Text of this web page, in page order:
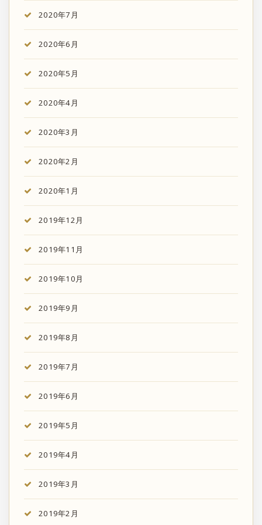
2020年7月
2020年6月
2020年5月
2020年4月
2020年3月
2020年2月
2020年1月
2019年12月
2019年11月
2019年10月
2019年9月
2019年8月
2019年7月
2019年6月
2019年5月
2019年4月
2019年3月
2019年2月